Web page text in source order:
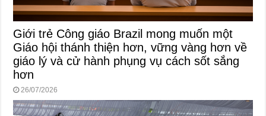
Giới trẻ Công giáo Brazil mong muốn một
Giáo hội thánh thiện hơn, vững vàng hơn về
giáo lý và cử hành phụng vụ cách sốt sắng
hơn
26/07/2026